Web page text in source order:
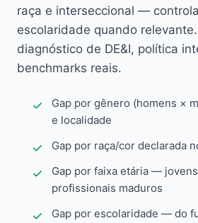
raça e interseccional —
escolaridade quando
diagnóstico de DE&I, política
benchmarks reais.
Gap por gênero (homens ×
e localidade
Gap por raça/cor declarada
Gap por faixa etária —
profissionais maduros
Gap por escolaridade — do